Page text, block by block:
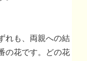
れも、両親への結
の花です。どの花